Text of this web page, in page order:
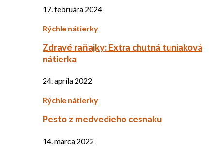
17. februára 2024
Rýchle nátierky
Zdravé raňajky: Extra chutná tuniaková
nátierka
24. apríla 2022
Rýchle nátierky
Pesto z medvedieho cesnaku
14. marca 2022